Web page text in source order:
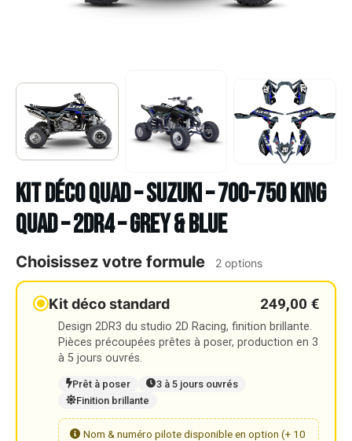
Kit déco Quad – SUZUKI – 700-750 KING
QUAD – 2DR4 – GREY & BLUE
Choisissez votre formule 2 options
Kit déco standard 249,00 €
Design 2DR3 du studio 2D Racing, finition brillante.
Pièces précoupées prêtes à poser, production en 3
à 5 jours ouvrés.
Prêt à poser
3 à 5 jours ouvrés
Finition brillante
Nom & numéro pilote disponible en option (+ 10